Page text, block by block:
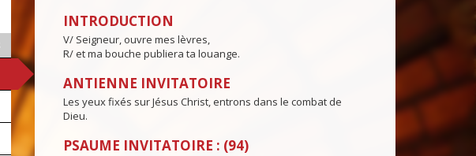
INTRODUCTION
V/ Seigneur, ouvre mes lèvres,
R/ et ma bouche publiera ta louange.
ANTIENNE INVITATOIRE
Les yeux fixés sur Jésus Christ, entrons dans le combat de
Dieu.
PSAUME INVITATOIRE : (94)